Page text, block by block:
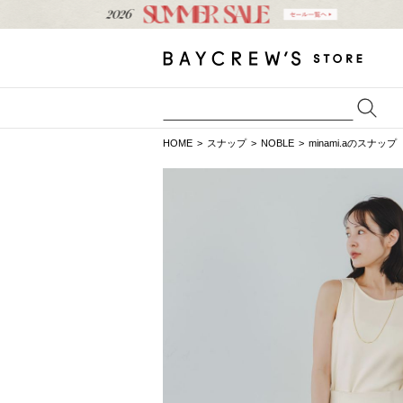
HOME スナップ NOBLE minami.aのスナップ